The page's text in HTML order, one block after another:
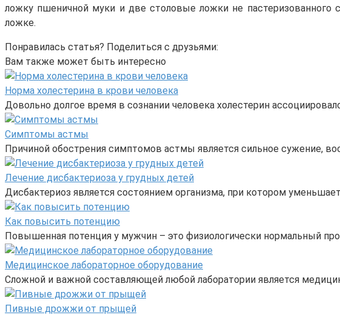
ложку пшеничной муки и две столовые ложки не
ложке.
Понравилась статья? Поделиться с друзьями:
Вам также может быть интересно
Норма холестерина в крови человека
Довольно долгое время в сознании человека холестерин
Симптомы астмы
Причиной обострения симптомов астмы является сильное сужение,
Лечение дисбактериоза у грудных детей
Дисбактериоз является состоянием организма, при котором
Как повысить потенцию
Повышенная потенция у мужчин – это физиологически нормальный
Медицинское лабораторное оборудование
Сложной и важной составляющей любой лаборатории является
Пивные дрожжи от прыщей